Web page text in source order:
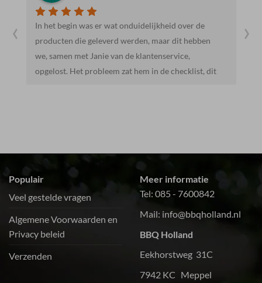
Heel vriendelijk en behulpzaam. Mooie en lekkere
producten. We gaan hier zeker vaker heen.
‹ ›
Populair
Veel gestelde vragen
Algemene Voorwaarden en
Privacy beleid
Verzenden
Meer informatie
Tel: 085 - 7600842
Mail: info@bbqholland.nl
BBQ Holland
Eekhorstweg 31C
7942 KC Meppel